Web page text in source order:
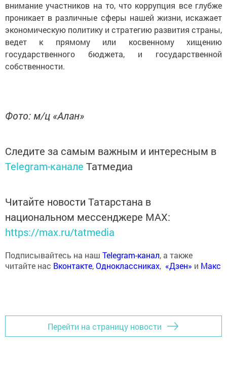
внимание участников на то, что коррупция все глубже
проникает в различные сферы нашей жизни, искажает
экономическую политику и стратегию развития страны,
ведет к прямому или косвенному хищению
государственного бюджета, и государственной
собственности.
Фото: м/ц «Алан»
Следите за самым важным и интересным в
Telegram-канале Татмедиа
Читайте новости Татарстана в
национальном мессенджере MАХ:
https://max.ru/tatmedia
Подписывайтесь на наш Telegram-канал, а также
читайте нас Вконтакте,Одноклассниках, «Дзен» и Макс
Перейти на страницу новости